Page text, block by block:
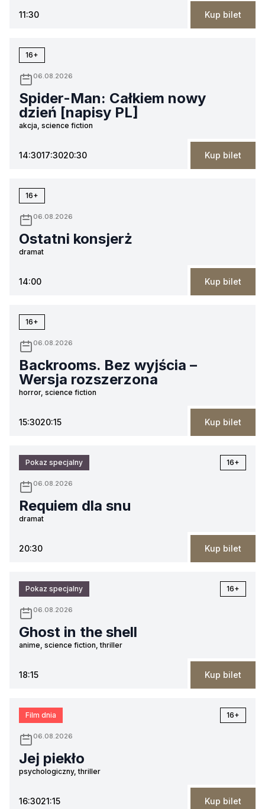
11:30 Kup bilet
16+
06.08.2026
Spider-Man: Całkiem nowy
dzień [napisy PL]
akcja, science fiction
14:3017:3020:30 Kup bilet
16+
06.08.2026
Ostatni konsjerż
dramat
14:00 Kup bilet
16+
06.08.2026
Backrooms. Bez wyjścia –
Wersja rozszerzona
horror, science fiction
15:3020:15 Kup bilet
Pokaz specjalny 16+
06.08.2026
Requiem dla snu
dramat
20:30 Kup bilet
Pokaz specjalny 16+
06.08.2026
Ghost in the shell
anime, science fiction, thriller
18:15 Kup bilet
Film dnia 16+
06.08.2026
Jej piekło
psychologiczny, thriller
16:3021:15 Kup bilet